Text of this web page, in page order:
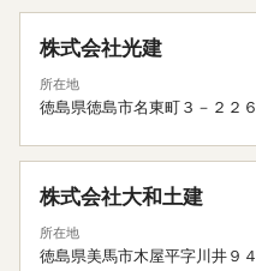
株式会社光建
所在地
徳島県徳島市名東町３－２２６
株式会社大和土建
所在地
徳島県美馬市木屋平字川井９４